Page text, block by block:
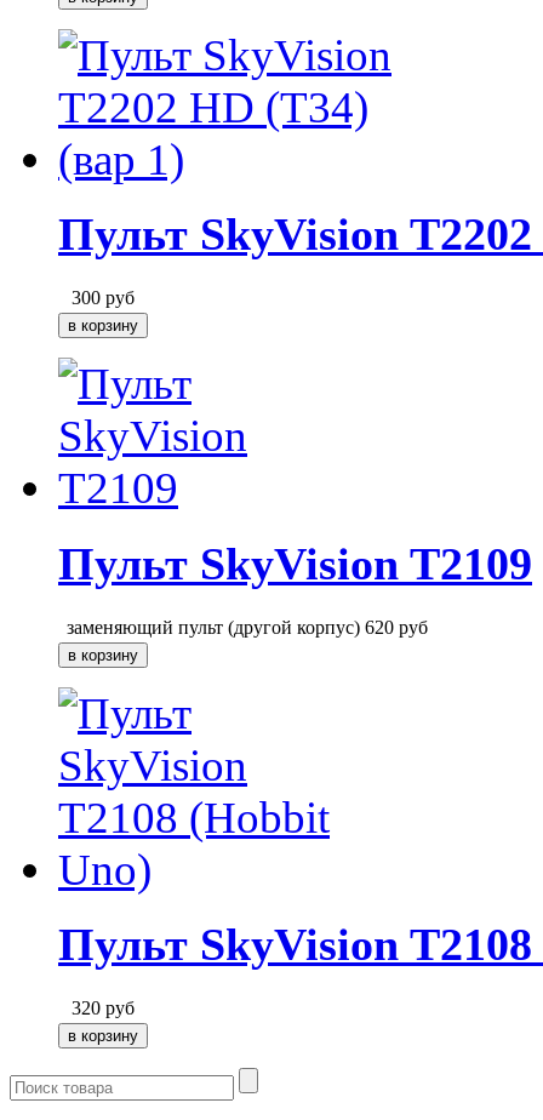
Пульт SkyVision
300 руб
Пульт SkyVision T2109
заменяющий пульт (другой корпус) 620 руб
Пульт SkyVision
320 руб